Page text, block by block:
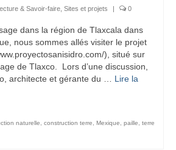
& Savoir-faire Sites et projets | 0
dans la région de Tlaxcala dans
nous sommes allés visiter le projet
), situé sur
de Tlaxco. Lors d’une discussion,
architecte et gérante du … Lire la
naturelle construction terre Mexique paille
terre